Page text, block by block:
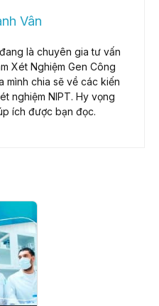
Vân
là chuyên gia tư vấn
Xét Nghiệm Gen Công
mình chia sẽ về các kiến
nghiệm NIPT. Hy vọng
ích được bạn đọc.